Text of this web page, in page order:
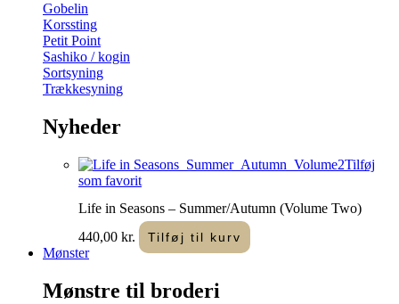
Gobelin
Korssting
Petit Point
Sashiko / kogin
Sortsyning
Trækkesyning
Nyheder
Tilføj
som favorit
Life in Seasons – Summer/Autumn (Volume Two)
440,00 kr. Tilføj til kurv
Mønster
Mønstre til broderi